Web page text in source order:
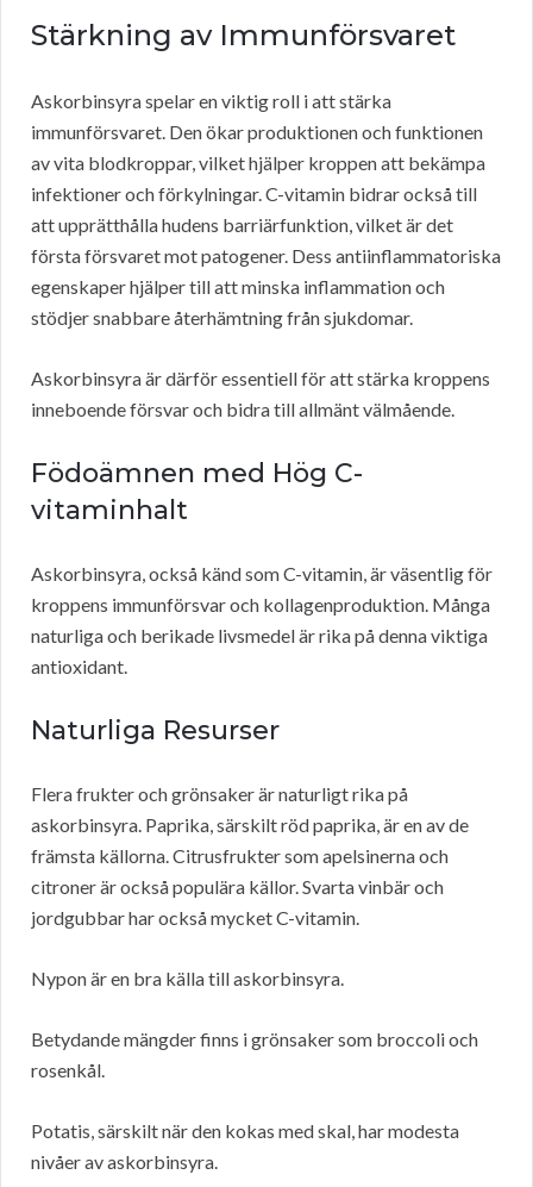
Stärkning av Immunförsvaret
Askorbinsyra spelar en viktig roll i att stärka
immunförsvaret. Den ökar produktionen och funktionen
av vita blodkroppar, vilket hjälper kroppen att bekämpa
infektioner och förkylningar. C-vitamin bidrar också till
att upprätthålla hudens barriärfunktion, vilket är det
första försvaret mot patogener. Dess antiinflammatoriska
egenskaper hjälper till att minska inflammation och
stödjer snabbare återhämtning från sjukdomar.
Askorbinsyra är därför essentiell för att stärka kroppens
inneboende försvar och bidra till allmänt välmående.
Födoämnen med Hög C-
vitaminhalt
Askorbinsyra, också känd som C-vitamin, är väsentlig för
kroppens immunförsvar och kollagenproduktion. Många
naturliga och berikade livsmedel är rika på denna viktiga
antioxidant.
Naturliga Resurser
Flera frukter och grönsaker är naturligt rika på
askorbinsyra. Paprika, särskilt röd paprika, är en av de
främsta källorna. Citrusfrukter som apelsinerna och
citroner är också populära källor. Svarta vinbär och
jordgubbar har också mycket C-vitamin.
Nypon är en bra källa till askorbinsyra.
Betydande mängder finns i grönsaker som broccoli och
rosenkål.
Potatis, särskilt när den kokas med skal, har modesta
nivåer av askorbinsyra.